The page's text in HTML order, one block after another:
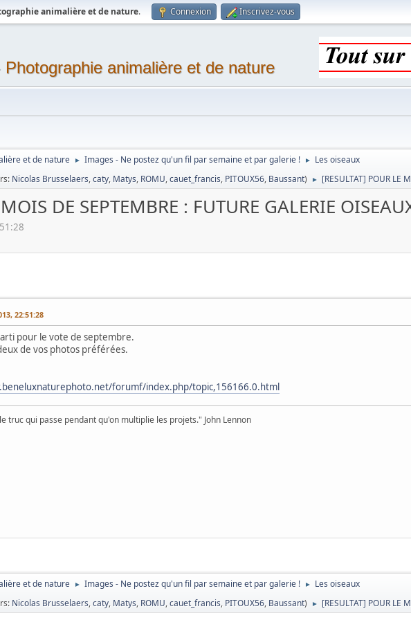
animalière et de nature. Connexion Inscrivez-vous
animalière et de nature
et de nature ► Images - Ne postez qu'un fil par semaine et par galerie ! ► Les oiseaux
Nicolas Brusselaers,caty, Matys, ROMU,cauet_francis, PITOUX56, Baussant) ► [RESULTAT] POUR LE
DE SEPTEMBRE : FUTURE GALERIE
22:51:28
pour le vote de septembre.
de vos photos préférées.
forumf/index.php/topic,156166.0.html
truc qui passe pendant qu'on multiplie les projets." John Lennon
et de nature ► Images - Ne postez qu'un fil par semaine et par galerie ! ► Les oiseaux
Nicolas Brusselaers,caty, Matys, ROMU,cauet_francis, PITOUX56, Baussant) ► [RESULTAT] POUR LE